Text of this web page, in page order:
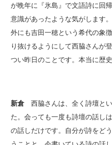
が晩年に『氷島』で文語詩に回
意識があったような気がします
外にも吉田一穂という希代の象
り抜けるようにして西脇さんが
つい昨日のことです。本当に歴史
新倉 西脇さんは、全く詩壇と
た。会っても一度も詩壇の話し
の話しだけです。自分が詩をど